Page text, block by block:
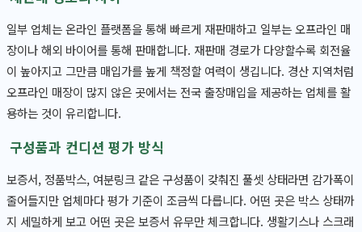
일부 업체는 온라인 플랫폼을 통해 빠르게 재판매하고 일부는 오프라인 매
장이나 해외 바이어를 통해 판매합니다. 재판매 경로가 다양할수록 회전율
이 높아지고 그만큼 매입가를 높게 책정할 여력이 생깁니다. 경산 지역처럼
오프라인 매장이 많지 않은 곳에서는 전국 출장매입을 제공하는 업체를 활
용하는 것이 유리합니다.
구성품과 컨디션 평가 방식
보증서, 정품박스, 여분링크 같은 구성품이 갖춰진 풀셋 상태라면 감가폭이
줄어들지만 업체마다 평가 기준이 조금씩 다릅니다. 어떤 곳은 박스 상태까
지 세밀하게 보고 어떤 곳은 보증서 유무만 체크합니다. 생활기스나 스크래